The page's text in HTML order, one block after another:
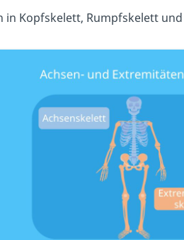
in Kopfskelett, Rumpfskelett